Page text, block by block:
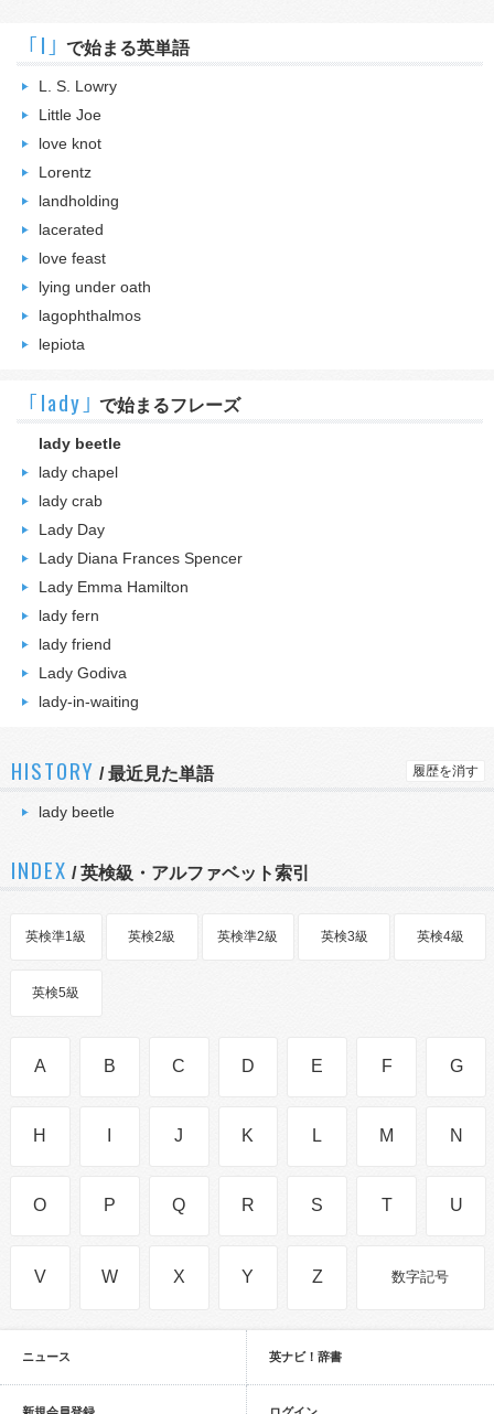
｢l｣ で始まる英単語
L. S. Lowry
Little Joe
love knot
Lorentz
landholding
lacerated
love feast
lying under oath
lagophthalmos
lepiota
｢lady｣ で始まるフレーズ
lady beetle
lady chapel
lady crab
Lady Day
Lady Diana Frances Spencer
Lady Emma Hamilton
lady fern
lady friend
Lady Godiva
lady-in-waiting
HISTORY /最近見た単語 履歴を消す
lady beetle
INDEX / 英検級・アルファベット索引
英検準1級 英検2級 英検準2級 英検3級 英検4級
英検5級
A B C D E F G
H J K L M N
O P Q R S T U
V W X Y Z 数字記号
ニュース 英ナビ！辞書